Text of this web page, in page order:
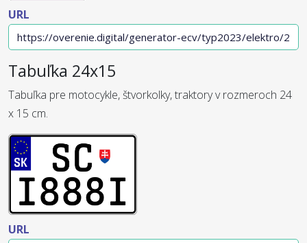
URL
Tabuľka 24x15
Tabuľka pre motocykle, štvorkolky, traktory v rozmeroch 24
x 15 cm.
URL